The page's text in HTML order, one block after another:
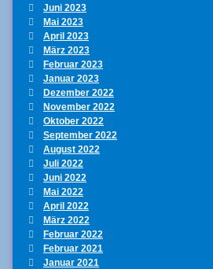
Juni 2023
Mai 2023
April 2023
März 2023
Februar 2023
Januar 2023
Dezember 2022
November 2022
Oktober 2022
September 2022
August 2022
Juli 2022
Juni 2022
Mai 2022
April 2022
März 2022
Februar 2022
Februar 2021
Januar 2021